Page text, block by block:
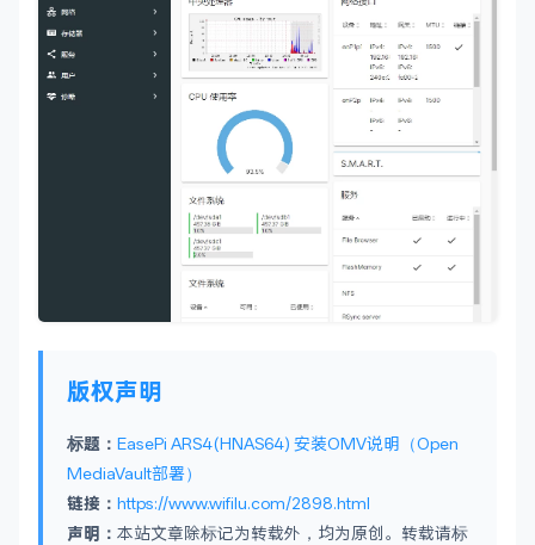
版权声明
标题： EasePi ARS4(HNAS64) 安装OMV说明（Open
MediaVault部署）
链接： https://www.wifilu.com/2898.html
声明： 本站文章除标记为转载外，均为原创。转载请标